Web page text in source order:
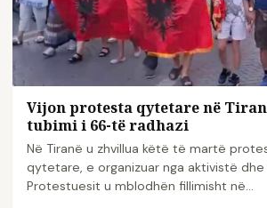
Vijon protesta qytetare në
tubimi i 66-të radhazi
Në Tiranë u zhvillua këtë të martë
qytetare, e organizuar nga aktivistë
Protestuesit u mblodhën fillimisht në…